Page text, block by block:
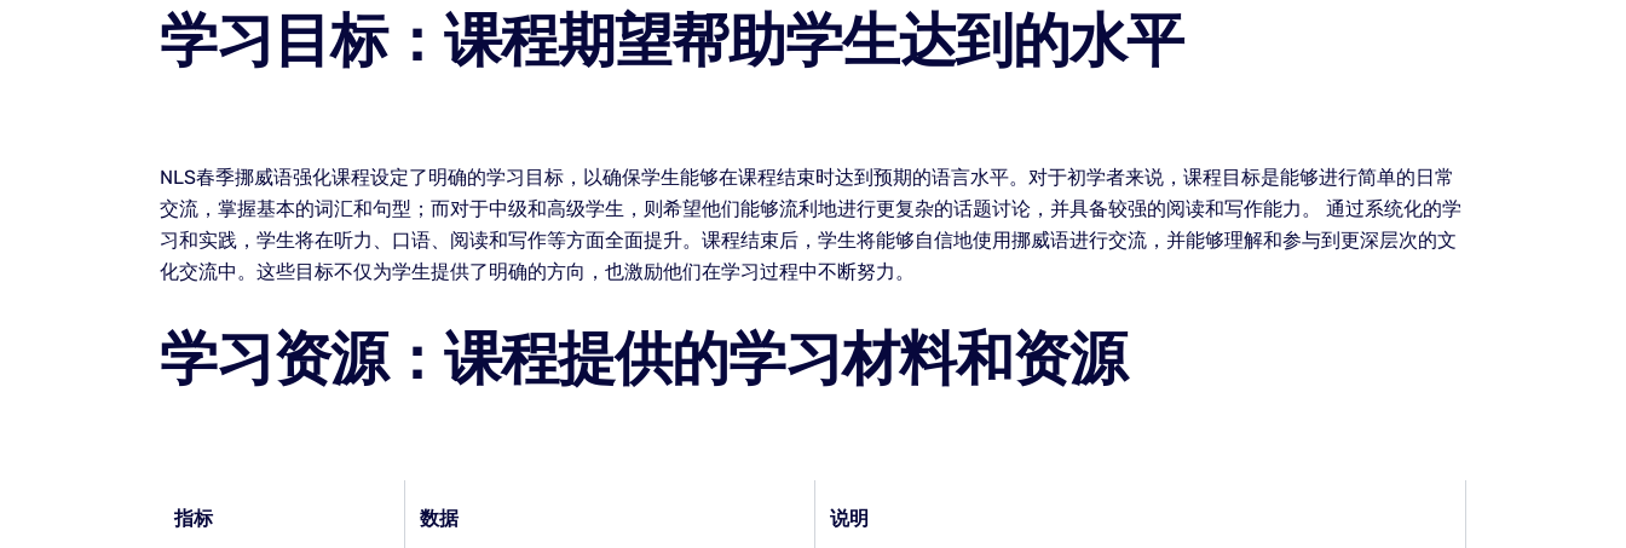
学习目标：课程期望帮助学生达到的水平
NLS春季挪威语强化课程设定了明确的学习目标，以确保学生能够在课程结束时达到预期的语言水平。对于初学者来说，课程目标是能够进行简单的日常
交流，掌握基本的词汇和句型；而对于中级和高级学生，则希望他们能够流利地进行更复杂的话题讨论，并具备较强的阅读和写作能力。 通过系统化的学
习和实践，学生将在听力、口语、阅读和写作等方面全面提升。课程结束后，学生将能够自信地使用挪威语进行交流，并能够理解和参与到更深层次的文
化交流中。这些目标不仅为学生提供了明确的方向，也激励他们在学习过程中不断努力。
学习资源：课程提供的学习材料和资源
指标 数据 说明